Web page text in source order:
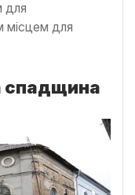
для
місцем для
спадщина